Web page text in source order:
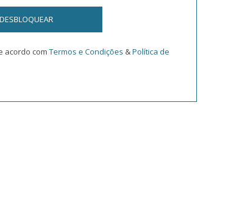
acordo com Termos e Condições &Política de